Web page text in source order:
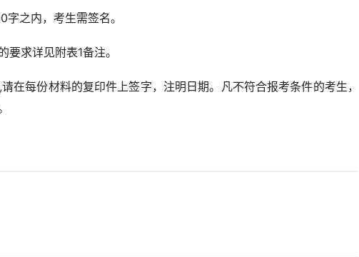
字之内，考生需签名。
要求详见附表1备注。
在每份材料的复印件上签字，注明日期。凡不符合报考条件的考生，